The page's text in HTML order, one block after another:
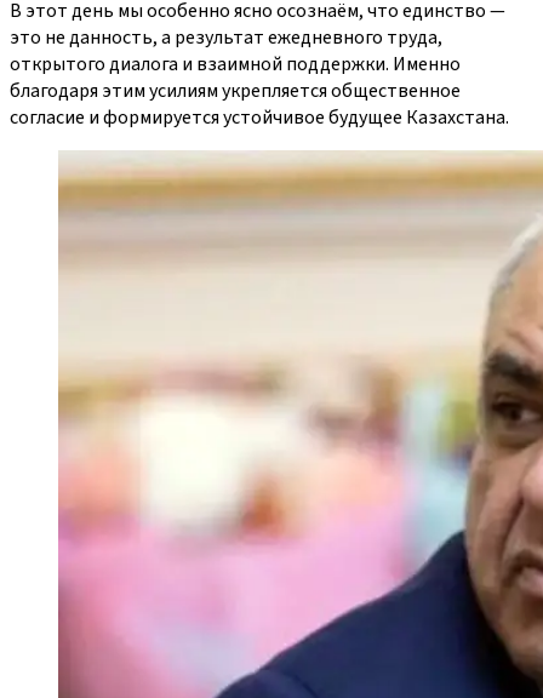
В этот день мы особенно ясно осознаём, что единство —
это не данность, а результат ежедневного труда,
открытого диалога и взаимной поддержки. Именно
благодаря этим усилиям укрепляется общественное
согласие и формируется устойчивое будущее Казахстана.